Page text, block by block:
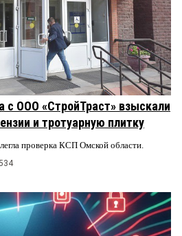
с ООО «СтройТраст» взыскали
и тротуарную плитку
проверка КСП Омской области.